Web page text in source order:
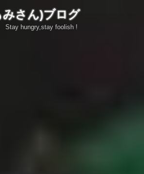
みさん)ブログ
Stay hungry,stay foolish !